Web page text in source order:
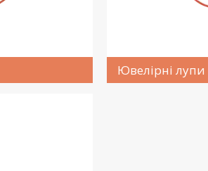
Ювелірні лупи